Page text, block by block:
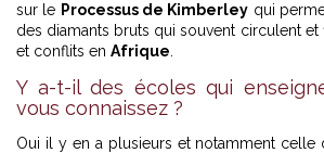
sur le Processus de Kimberley qui
des diamants bruts qui souvent circulent et
et conflits en Afrique
Y a-t-il des écoles qui
vous connaissez ?
Oui il y en a plusieurs et notamment